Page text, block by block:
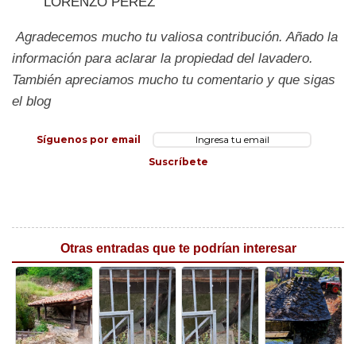
Agradecemos mucho tu valiosa contribución. Añado la
información para aclarar la propiedad del lavadero.
También apreciamos mucho tu comentario y que sigas
el blog
Síguenos por email
Suscríbete
Otras entradas que te podrían interesar